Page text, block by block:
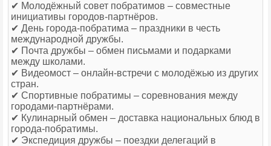
✔ Молодёжный совет побратимов – совместные
инициативы городов-партнёров.
✔ День города-побратима – праздники в честь
международной дружбы.
✔ Почта дружбы – обмен письмами и подарками
между школами.
✔ Видеомост – онлайн-встречи с молодёжью из других
стран.
✔ Спортивные побратимы – соревнования между
городами-партнёрами.
✔ Кулинарный обмен – доставка национальных блюд в
города-побратимы.
✔ Экспедиция дружбы – поездки делегаций в